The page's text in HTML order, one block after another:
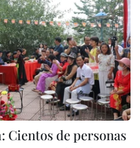
Cientos de personas